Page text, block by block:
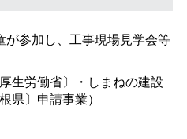
参加し、工事現場見学会等
生労働省〕・しまねの建設
県〕申請事業）